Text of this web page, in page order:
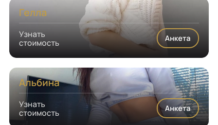
Гелла
Узнать
стоимость
Анкета
Альбина
Узнать
стоимость
Анкета